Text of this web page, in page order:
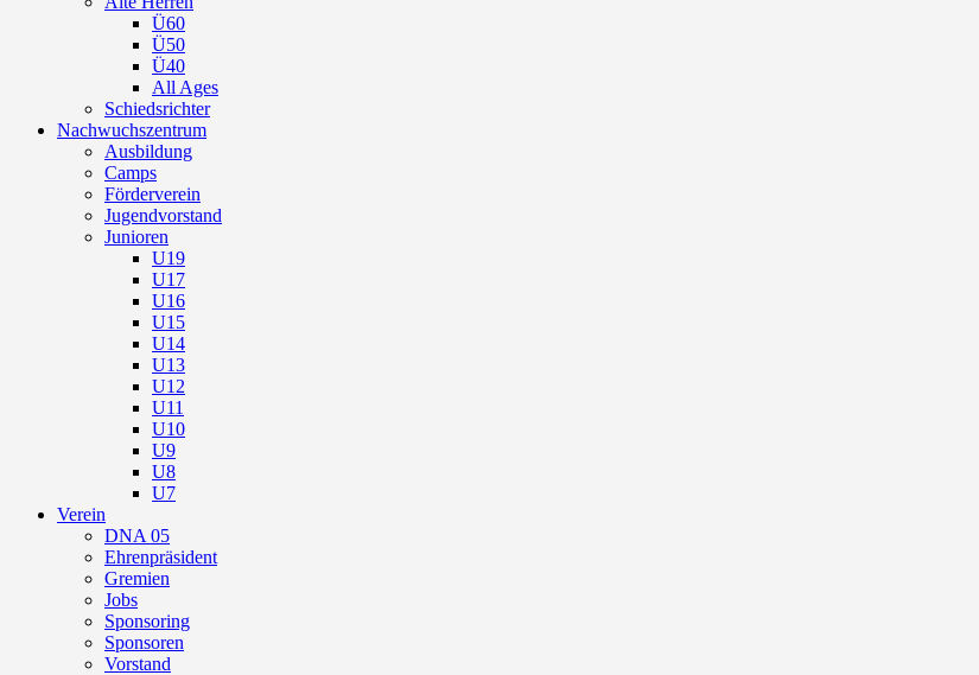
Ü60
Ü50
Ü40
All Ages
Schiedsrichter
Nachwuchszentrum
Ausbildung
Camps
Förderverein
Jugendvorstand
Junioren
U19
U17
U16
U15
U14
U13
U12
U11
U10
U9
U8
U7
Verein
DNA 05
Ehrenpräsident
Gremien
Jobs
Sponsoring
Sponsoren
Vorstand